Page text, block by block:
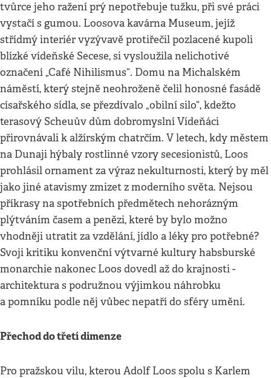
tvůrce jeho ražení prý nepotřebuje tužku, při své práci
vystačí s gumou. Loosova kavárna Museum, jejíž
střídmý interiér vyzývavě protiřečil pozlacené kupoli
blízké vídeňské Secese, si vysloužila nelichotivé
označení „Café Nihilismus“. Domu na Michalském
náměstí, který stejně neohroženě čelil honosné fasádě
císařského sídla, se přezdívalo „obilní silo“, kdežto
terasový Scheuův dům dobromyslní Vídeňáci
přirovnávali k alžírským chatrčím. V letech, kdy městem
na Dunaji hýbaly rostlinné vzory secesionistů, Loos
prohlásil ornament za výraz nekulturnosti, který by měl
jako jiné atavismy zmizet z moderního světa. Nejsou
příkrasy na spotřebních předmětech nehorázným
plýtváním časem a penězi, které by bylo možno
vhodněji utratit za vzdělání, jídlo a léky pro potřebné?
Svoji kritiku konvenční výtvarné kultury habsburské
monarchie nakonec Loos dovedl až do krajnosti -
architektura s podružnou výjimkou náhrobku
a pomníku podle něj vůbec nepatří do sféry umění.
Přechod do třetí dimenze
Pro pražskou vilu, kterou Adolf Loos spolu s Karlem